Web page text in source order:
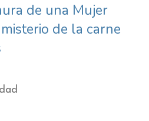
de una Mujer
de la carne